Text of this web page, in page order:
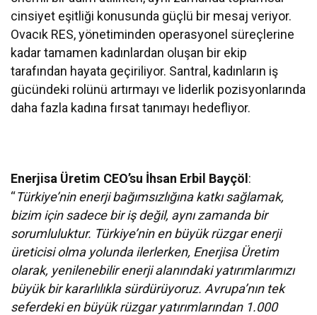
cinsiyet eşitliği konusunda güçlü bir mesaj veriyor.
Ovacık RES, yönetiminden operasyonel süreçlerine
kadar tamamen kadınlardan oluşan bir ekip
tarafından hayata geçiriliyor. Santral, kadınların iş
gücündeki rolünü artırmayı ve liderlik pozisyonlarında
daha fazla kadına fırsat tanımayı hedefliyor.
Enerjisa Üretim CEO’su İhsan Erbil Bayçöl:
“Türkiye’nin enerji bağımsızlığına katkı sağlamak,
bizim için sadece bir iş değil, aynı zamanda bir
sorumluluktur. Türkiye’nin en büyük rüzgar enerji
üreticisi olma yolunda ilerlerken, Enerjisa Üretim
olarak, yenilenebilir enerji alanındaki yatırımlarımızı
büyük bir kararlılıkla sürdürüyoruz. Avrupa’nın tek
seferdeki en büyük rüzgar yatırımlarından 1.000